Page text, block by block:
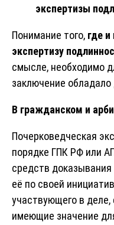
экспертизы
Понимание того, где
экспертизу
смысле, необходимо
заключение обладало
В гражданском и
Почерковедческая
порядке ГПК РФ или
средств
её по своей
участвующего в деле,
имеющие значение